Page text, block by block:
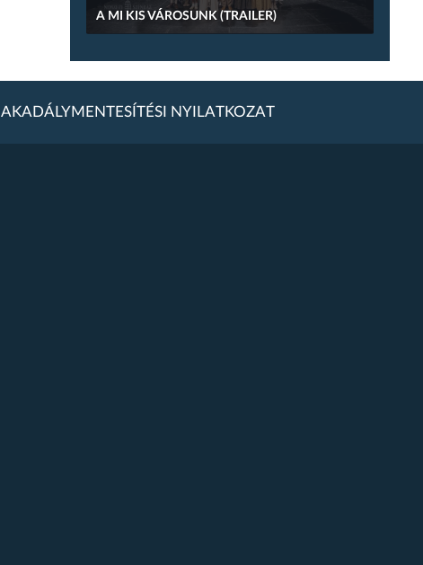
A MI KIS VÁROSUNK (TRAILER)
AKADÁLYMENTESÍTÉSI NYILATKOZAT